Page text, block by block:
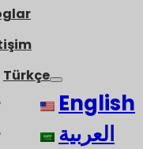
Türkçe
English
العربية